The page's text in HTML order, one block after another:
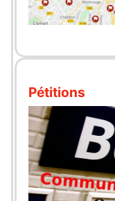
Pétitions